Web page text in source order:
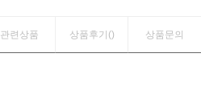
관련상품 상품후기() 상품문의